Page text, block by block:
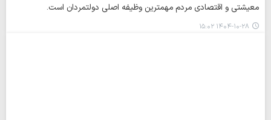
معیشتی و اقتصادی مردم مهمترین وظیفه اصلی دولتمردان است.
۱۴۰۴-۱۰-۲۸ ۱۵:۰۲